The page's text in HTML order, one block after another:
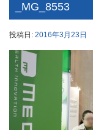
_MG_8553
投稿日: 2016年3月23日